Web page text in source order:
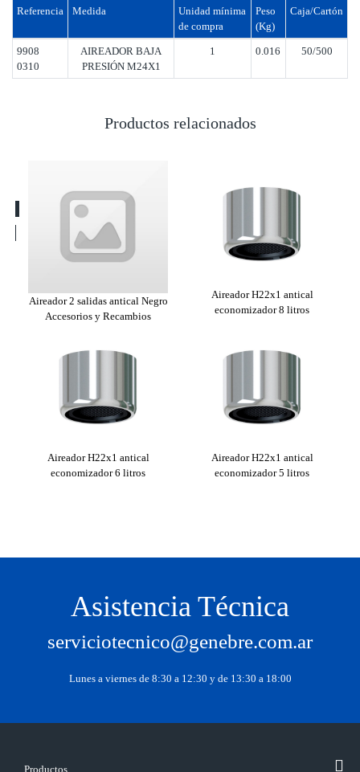
Referencia Medida
Unidad mínima
de compra
Peso
(Kg)
Caja/Cartón
9908
0310
AIREADOR BAJA
PRESIÓN M24X1
1 0.016 50/500
Productos relacionados
Aireador 2 salidas antical Negro
Accesorios y Recambios
Aireador H22x1 antical
economizador 8 litros
Aireador H22x1 antical
economizador 6 litros
Aireador H22x1 antical
economizador 5 litros
Asistencia Técnica
serviciotecnico@genebre.com.ar
Lunes a viernes de 8:30 a 12:30 y de 13:30 a 18:00
Productos